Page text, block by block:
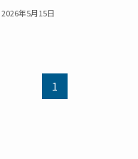
2026年5月15日
1